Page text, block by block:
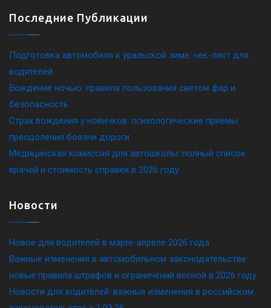
Последние Публикации
Подготовка автомобиля к уральской зиме: чек-лист для
водителей
Вождение ночью: правила пользования светом фар и
безопасность
Страх вождения у новичков: психологические приемы
преодоления боязни дороги
Медицинская комиссия для автошколы: полный список
врачей и стоимость справки в 2026 году
Новости
Новое для водителей в марте-апреле 2026 года
Важные изменения в автомобильном законодательстве:
новые правила штрафов и ограничений весной в 2026 году
Новости для водителей: важные изменения в российском